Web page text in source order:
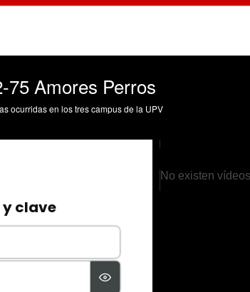
75 Amores Perros
ocurridas en los tres campus de la UPV
No existen